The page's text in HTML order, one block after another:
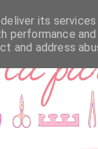
its
performance
and address